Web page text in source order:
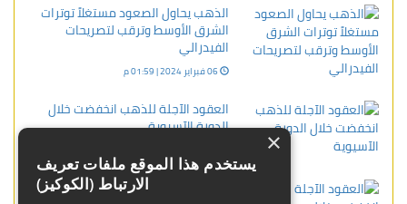
الذهب يحاول الصعود مستغلاً توترات
الشرق الأوسط وترقب لتصريحات
الفيدرالي
العقود الآجلة للذهب انخفضت خلال
الدورة الآسيوية
العقود الآجلة للذهب إنخفضت خلال
×
يستخدم هذا الموقع ملفات تعريف
الارتباط (الكوكيز)